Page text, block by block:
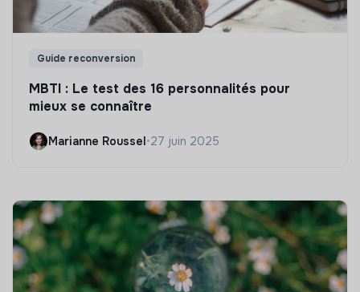
Guide reconversion
MBTI : Le test des 16 personnalités pour
mieux se connaître
Marianne Roussel•27 juin 2025